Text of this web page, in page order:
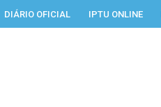
DIÁRIO OFICIAL IPTU ONLINE